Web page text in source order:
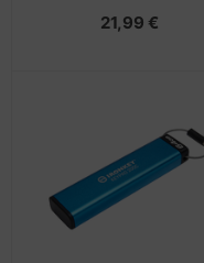
21,99 €